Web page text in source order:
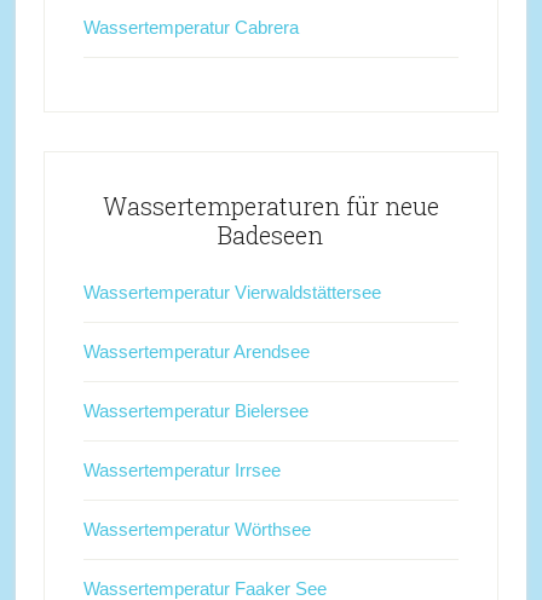
Wassertemperatur Cabrera
Wassertemperaturen für neue
Badeseen
Wassertemperatur Vierwaldstättersee
Wassertemperatur Arendsee
Wassertemperatur Bielersee
Wassertemperatur Irrsee
Wassertemperatur Wörthsee
Wassertemperatur Faaker See